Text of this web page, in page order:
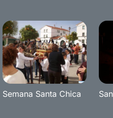
Semana Santa Chica